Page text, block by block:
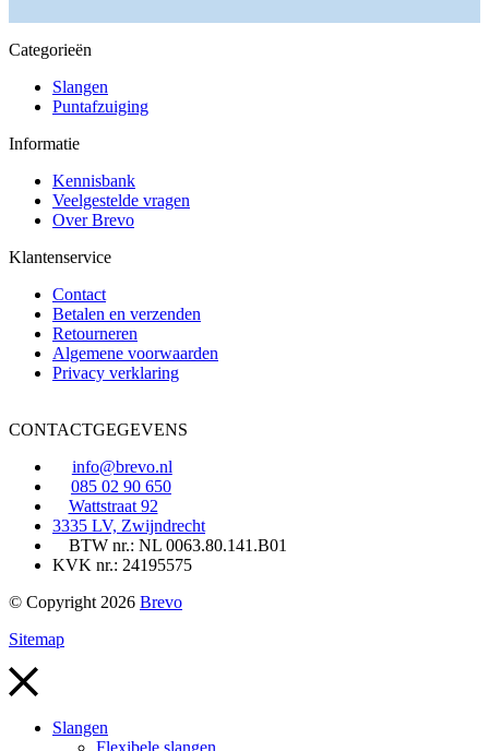
Categorieën
Slangen
Puntafzuiging
Informatie
Kennisbank
Veelgestelde vragen
Over Brevo
Klantenservice
Contact
Betalen en verzenden
Retourneren
Algemene voorwaarden
Privacy verklaring
CONTACTGEGEVENS
info@brevo.nl
085 02 90 650
Wattstraat 92
3335 LV, Zwijndrecht
BTW nr.: NL 0063.80.141.B01
KVK nr.: 24195575
© Copyright 2026 Brevo
Sitemap
Slangen
Flexibele slangen